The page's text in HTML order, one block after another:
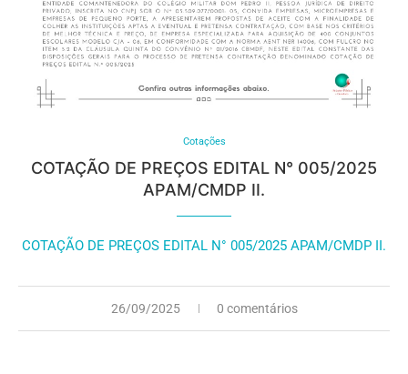
Cotações
COTAÇÃO DE PREÇOS EDITAL N° 005/2025
APAM/CMDP II.
COTAÇÃO DE PREÇOS EDITAL N° 005/2025 APAM/CMDP II.
26/09/2025 0 comentários